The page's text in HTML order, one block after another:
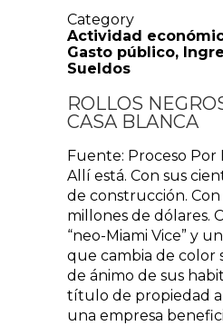
Category
Actividad
Gasto público,
Sueldos
ROLLOS
CASA BLANCA
Fuente: Proceso Por
Allí está. Con sus
de construcción.
millones de dólares.
“neo-Miami Vice” y
que cambia de color
de ánimo de sus
título de propiedad
una empresa